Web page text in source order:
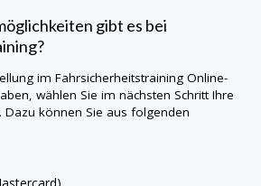
gibt es bei
im Fahrsicherheitstraining Online-
wählen Sie im nächsten Schritt Ihre
Dazu können Sie aus folgenden